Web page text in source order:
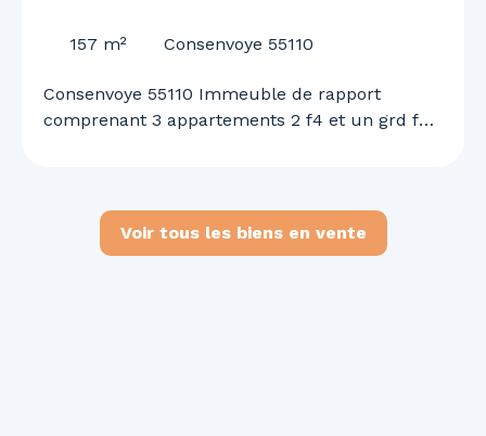
157 m² Consenvoye 55110
Consenvoye 55110 Immeuble de rapport
comprenant 3 appartements 2 f4 et un grd f2
Voir tous les biens en vente